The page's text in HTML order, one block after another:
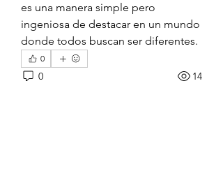
es una manera simple pero
ingeniosa de destacar en un mundo
donde todos buscan ser diferentes.
0
0 14